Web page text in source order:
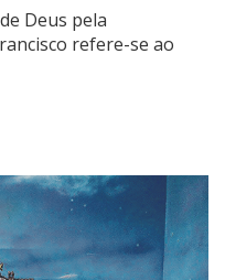
Deus pela
refere-se ao